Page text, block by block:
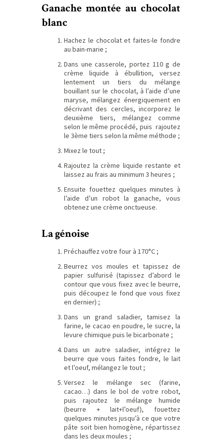
Ganache montée au chocolat
blanc
Hachez le chocolat et faites-le fondre
au bain-marie ;
Dans une casserole, portez 110 g de
crème liquide à ébullition, versez
lentement un tiers du mélange
bouillant sur le chocolat, à l’aide d’une
maryse, mélangez énergiquement en
décrivant des cercles, incorporez le
deuxième tiers, mélangez comme
selon le même procédé, puis rajoutez
le 3ème tiers selon la même méthode ;
Mixez le tout ;
Rajoutez la crème liquide restante et
laissez au frais au minimum 3 heures ;
Ensuite fouettez quelques minutes à
l’aide d’un robot la ganache, vous
obtenez une crème onctueuse.
La génoise
Préchauffez votre four à 170°C ;
Beurrez vos moules et tapissez de
papier sulfurisé (tapissez d’abord le
contour que vous fixez avec le beurre,
puis découpez le fond que vous fixez
en dernier) ;
Dans un grand saladier, tamisez la
farine, le cacao en poudre, le sucre, la
levure chimique puis le bicarbonate ;
Dans un autre saladier, intégrez le
beurre que vous faites fondre, le lait
et l’oeuf, mélangez le tout ;
Versez le mélange sec (farine,
cacao…) dans le bol de votre robot,
puis rajoutez le mélange humide
(beurre + lait+l’oeuf), fouettez
quelques minutes jusqu’à ce que votre
pâte soit bien homogène, répartissez
dans les deux moules ;